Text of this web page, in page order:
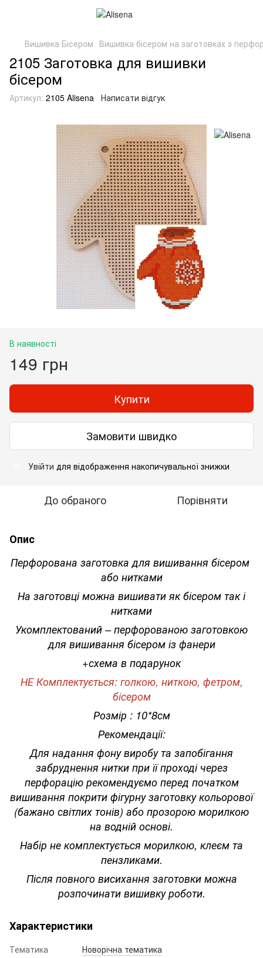
Вишивка Бісером Вишивка бісером на заготовках з
2105 Заготовка для вишивки
бісером
Артикул: 2105 Alisena Написати відгук
В наявності
149 грн
Купити
Замовити швидко
Увійти для відображення накопичувальної знижки
До обраного Порівняти
Опис
Перфорована заготовка для вишивання бісером
або нитками
На заготовці можна вишивати як бісером так і
нитками
Укомплектований – перфорованою заготовкою
для вишивання бісером із фанери
+схема в подарунок
НЕ Комплектується: голкою, ниткою, фетром,
бісером
Розмір : 10*8см
Рекомендації:
Для надання фону виробу та запобігання
забруднення нитки при її проході через
перфорацію рекомендуємо перед початком
вишивання покрити фігурну заготовку кольорової
(бажано світлих тонів) або прозорою морилкою
на водній основі.
Набір не комплектується морилкою, клеєм та
пензликами.
Після повного висихання заготовки можна
розпочинати вишивку роботи.
Характеристики
Тематика
Новорічна тематика